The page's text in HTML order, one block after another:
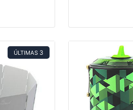
ÚLTIMAS 3